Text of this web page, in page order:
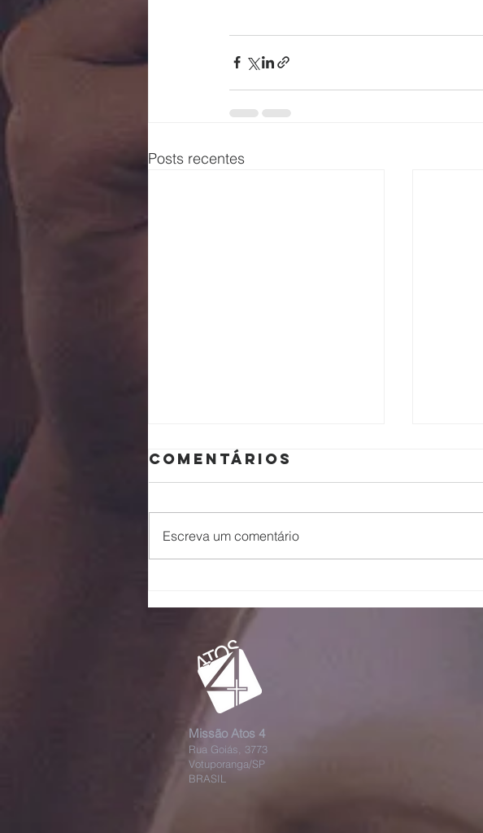
Posts recentes
Pai
Comentários
Escreva um comentário
Missão Atos 4
Rua Goiás, 3773
Votuporanga/SP
BRASIL